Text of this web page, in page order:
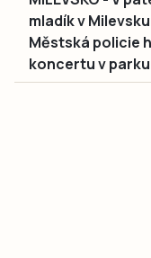
mladík v
Městská policie
koncertu v